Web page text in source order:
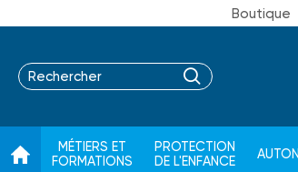
Boutique
MÉTIERS ET
FORMATIONS
PROTECTION
DE L'ENFANCE